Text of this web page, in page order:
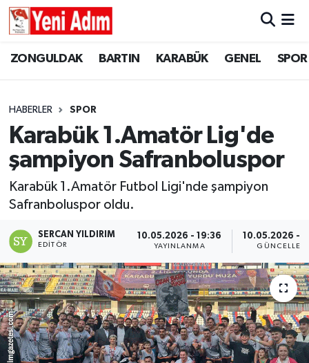
ZONGULDAK BARTIN KARABÜK GENEL SPOR
HABERLER SPOR
Karabük 1.Amatör Lig'de
şampiyon Safranboluspor
Karabük 1.Amatör Futbol Ligi'nde şampiyon
Safranboluspor oldu.
SERCAN YILDIRIM
EDITÖR
10.05.2026 - 19:36
YAYINLANMA
10.05.2026 -
ZONGULDAK
GÜNCEL
SİYASET
RESMİ İLAN
ZONGULDAK
GENEL
SPOR
SİYASET
SAĞLIK
GÜNCEL
RESMİ İLAN
Zonguldak Hava Durumu
Süper Lig Puan Durumu ve Fikstür
Tüm Manşetler
Son Dakika Haberleri
Haber Arşivi